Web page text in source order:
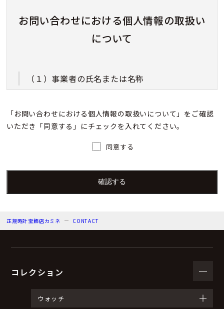
お問い合わせにおける個人情報の取扱い
について
（１）事業者の氏名または名称
株式会社カミネ
人）の氏名又は職名、所属及び連絡先
個人情報保護管理者：上根 彩
（３）個人情報の利用目的
弊社からのお知らせ等の情報をお送りするため。
（４）個人情報の第三者提供について
「お問い合わせにおける個人情報の取扱いについて」をご確認
いただき「同意する」にチェックを入れてください。
同意する
正規時計宝飾店カミネ CONTACT
コレクション
ウォッチ